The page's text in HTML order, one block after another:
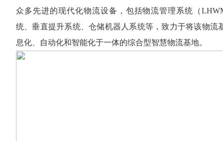
众多先进的现代化物流设备，包括物流管理系统（
统、垂直提升系统、仓储机器人系统等，致力于将该物流
息化、自动化和智能化于一体的综合型智慧物流基地。